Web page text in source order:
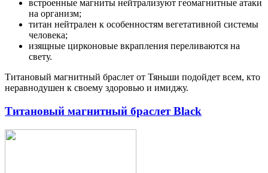
встроенные магниты нейтрализуют геомагнитные атаки
на организм;
титан нейтрален к особенностям вегетативной системы
человека;
изящные цирконовые вкрапления переливаются на
свету.
Титановый магнитный браслет от Тяньши подойдет всем, кто
неравнодушен к своему здоровью и имиджу.
Титановый магнитный браслет Black